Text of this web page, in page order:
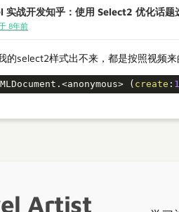
实战开发知乎：使用 Select2 优化话题
8年前
的select2样式出不来，都是按照视频
( create :
Artist